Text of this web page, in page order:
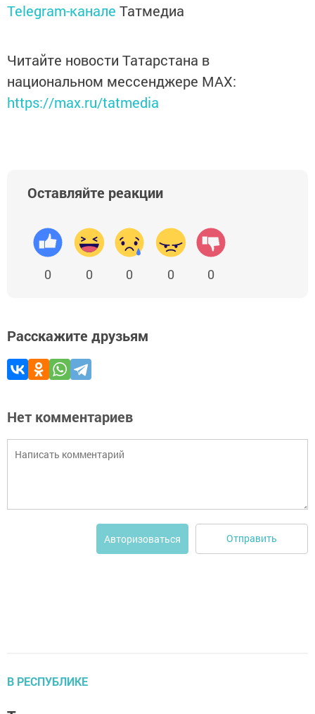
Telegram-канале Татмедиа
Читайте новости Татарстана в
национальном мессенджере MАХ:
https://max.ru/tatmedia
Оставляйте реакции
0 0 0 0 0
Расскажите друзьям
Нет комментариев
Авторизоваться Отправить
В РЕСПУБЛИКЕ